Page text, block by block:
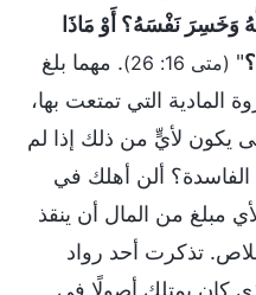
وَخَسِرَ نَفْسَهُ؟ أَوْ مَاذَا
" (متى 16: 26)
. مهما بلغ
المادية التي تمتعت بها،
يكون لأيٍّ من ذلك إذا لم
ألن أهلك في
مبلغ من المال أن ينقذ
تذكرت أحد رواد
كان يمتلك أصولًا في